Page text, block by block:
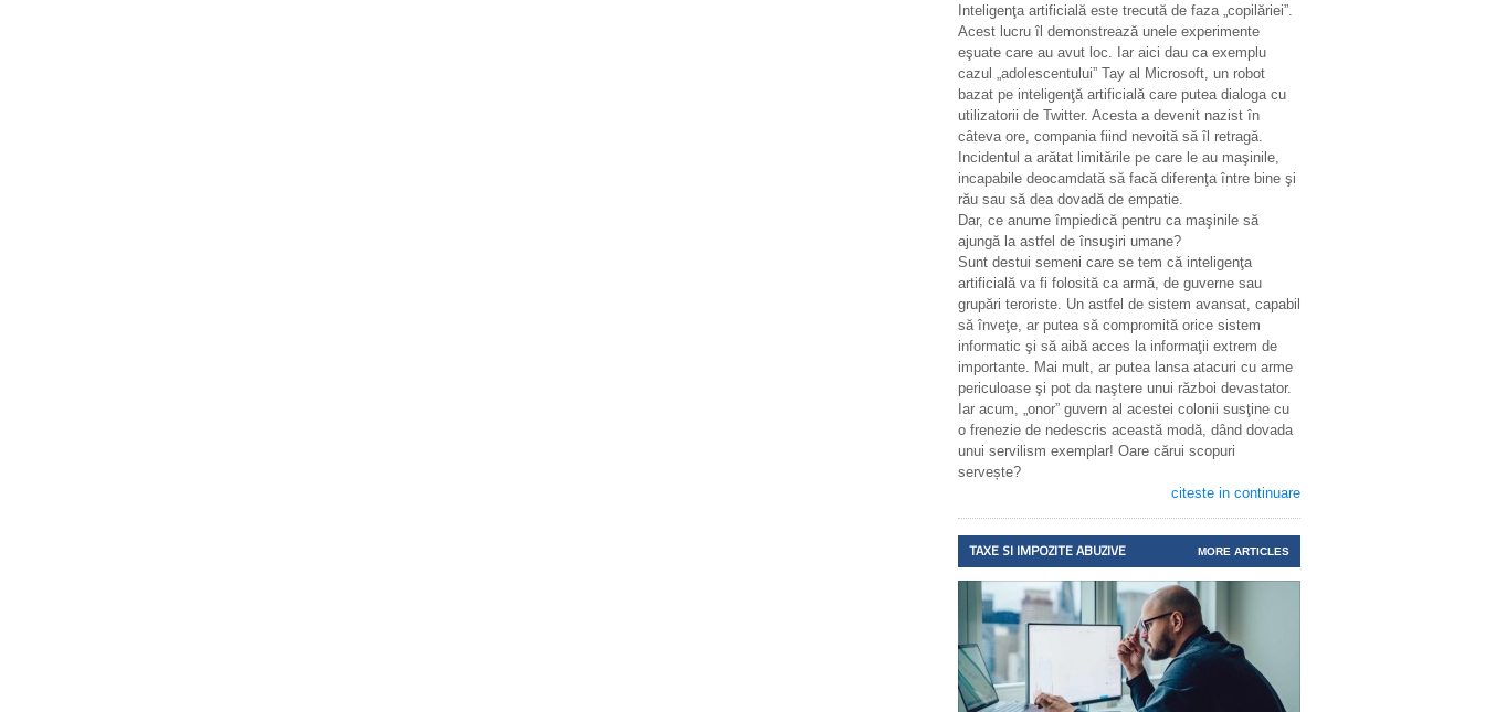
Inteligenţa artificială este trecută de faza „copilăriei”.
Acest lucru îl demonstrează unele experimente
eşuate care au avut loc. Iar aici dau ca exemplu
cazul „adolescentului” Tay al Microsoft, un robot
bazat pe inteligenţă artificială care putea dialoga cu
utilizatorii de Twitter. Acesta a devenit nazist în
câteva ore, compania fiind nevoită să îl retragă.
Incidentul a arătat limitările pe care le au maşinile,
incapabile deocamdată să facă diferenţa între bine şi
rău sau să dea dovadă de empatie.
Dar, ce anume împiedică pentru ca maşinile să
ajungă la astfel de însuşiri umane?
Sunt destui semeni care se tem că inteligenţa
artificială va fi folosită ca armă, de guverne sau
grupări teroriste. Un astfel de sistem avansat, capabil
să înveţe, ar putea să compromită orice sistem
informatic şi să aibă acces la informaţii extrem de
importante. Mai mult, ar putea lansa atacuri cu arme
periculoase şi pot da naştere unui război devastator.
Iar acum, „onor” guvern al acestei colonii susţine cu
o frenezie de nedescris această modă, dând dovada
unui servilism exemplar! Oare cărui scopuri
servește?
citeste in continuare
TAXE SI IMPOZITE ABUZIVE MORE ARTICLES